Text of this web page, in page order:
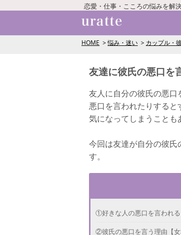
恋愛・仕事・こころの悩みを解
HOME 悩み・迷い カップル・
友達に彼氏の悪口を
友人に自分の彼氏の悪口
悪口を言われたりする
気になってしまうことも
今回は友達が自分の彼氏
す。
①好きな人の悪口を言われ
②彼氏の悪口を言う理由【女